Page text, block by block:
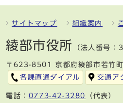
サイトマップ 組織案内
綾部市役所 （法人番号
〒623-8501 京都府綾部市若竹
各課直通ダイアル
交通ア
電話： 0773-42-3280
（代表